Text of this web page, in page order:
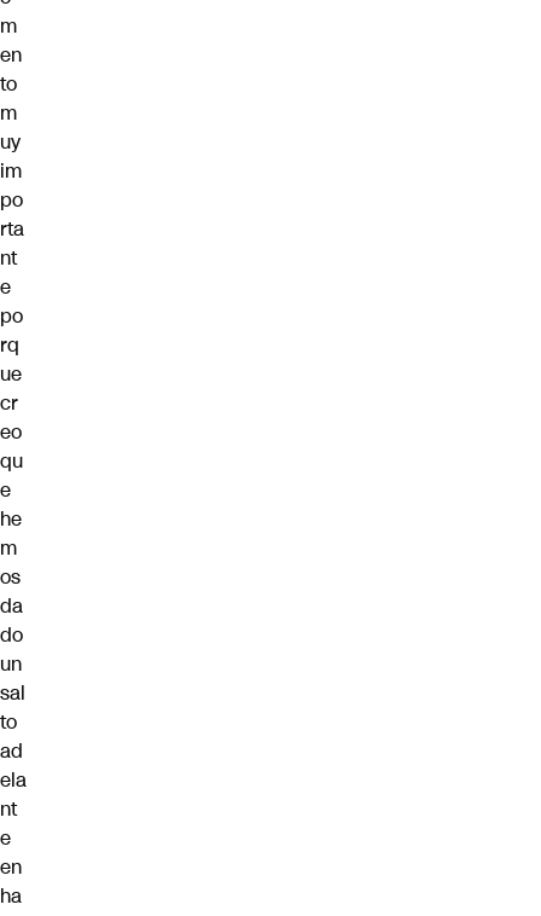
m
en
to
m
uy
im
po
rta
nt
e
po
rq
ue
cr
eo
qu
e
he
m
os
da
do
un
sal
to
ad
ela
nt
e
en
ha